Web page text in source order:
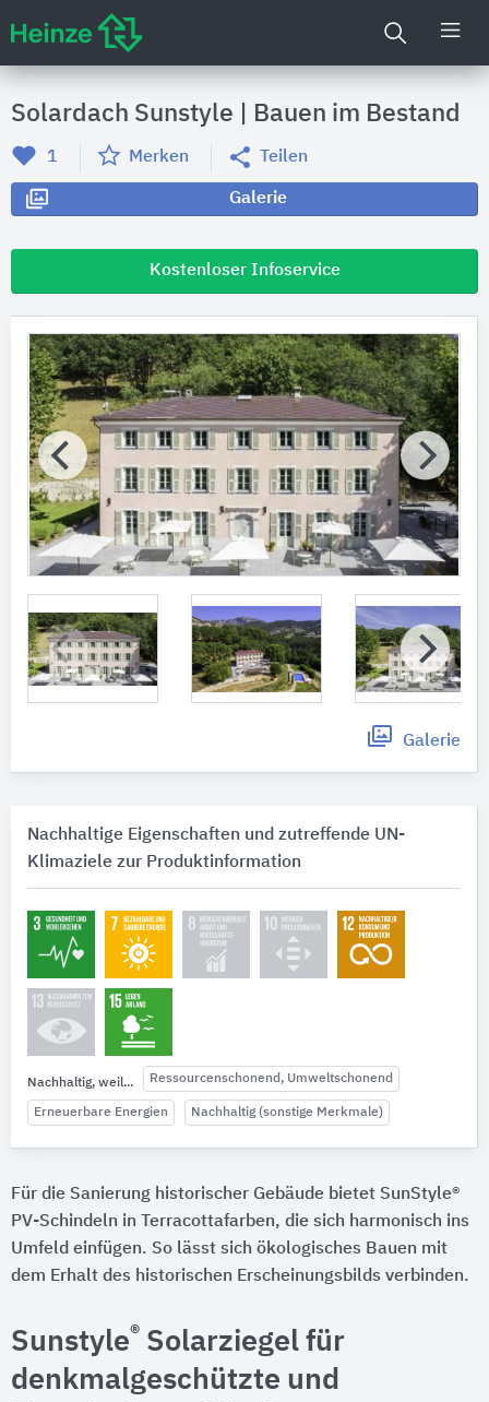
Solardach Sunstyle | Bauen im Bestand
1 Merken Teilen
Galerie
Kostenloser Infoservice
Galerie
Nachhaltige Eigenschaften und zutreffende UN-
Klimaziele zur Produktinformation
Nachhaltig, weil... Ressourcenschonend, Umweltschonend
Erneuerbare Energien Nachhaltig (sonstige Merkmale)
Für die Sanierung historischer Gebäude bietet SunStyle®
PV-Schindeln in Terracottafarben, die sich harmonisch ins
Umfeld einfügen. So lässt sich ökologisches Bauen mit
dem Erhalt des historischen Erscheinungsbilds verbinden.
Sunstyle® Solarziegel für
denkmalgeschützte und